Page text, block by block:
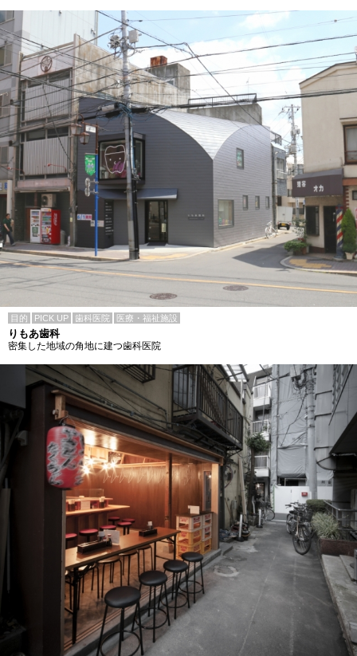
目的 PICK UP 歯科医院 医療・福祉施設
りもあ歯科
密集した地域の角地に建つ歯科医院